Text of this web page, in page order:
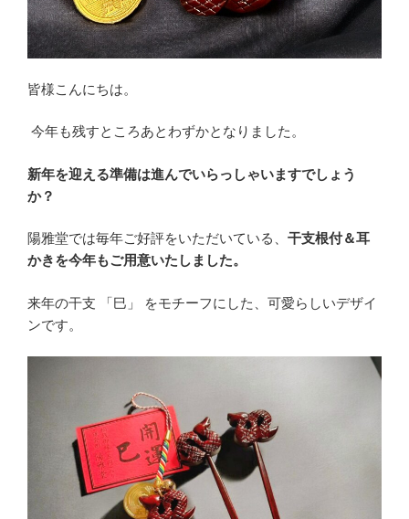
皆様こんにちは。
今年も残すところあとわずかとなりました。
新年を迎える準備は進んでいらっしゃいますでしょう
か？
陽雅堂では毎年ご好評をいただいている、 干支根付＆耳
かきを今年もご用意いたしました。
来年の干支 「巳」 をモチーフにした、可愛らしいデザイ
ンです。